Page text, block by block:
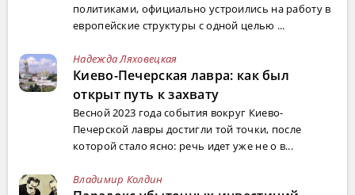
политиками, официально устроились на работу в
европейские структуры с одной целью ...
Надежда Ляховецкая
Киево-Печерская лавра: как был
открыт путь к захвату
Весной 2023 года события вокруг Киево-
Печерской лавры достигли той точки, после
которой стало ясно: речь идет уже не о в...
Владимир Колдин